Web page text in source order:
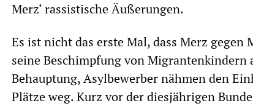
Merz‘ rassistische Äußerungen.
Es ist nicht das erste Mal, dass Merz
seine Beschimpfung von Migrantenkindern
Behauptung, Asylbewerber nähmen den
Plätze weg. Kurz vor der diesjährigen